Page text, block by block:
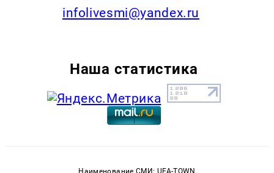
infolivesmi@yandex.ru
Наша статистика
Наименование СМИ: UFA-TOWN